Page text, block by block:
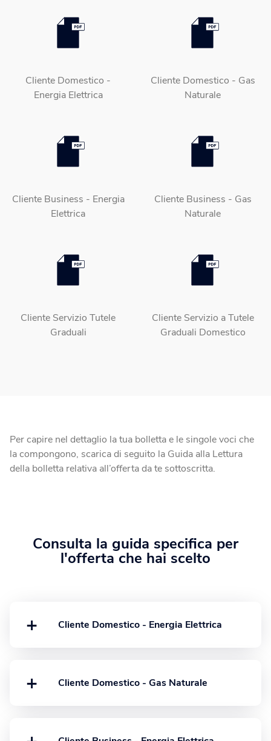
Cliente Domestico -
Energia Elettrica
Cliente Domestico - Gas
Naturale
Cliente Business - Energia
Elettrica
Cliente Business - Gas
Naturale
Cliente Servizio Tutele
Graduali
Cliente Servizio a Tutele
Graduali Domestico
Per capire nel dettaglio la tua bolletta e le singole voci che
la compongono, scarica di seguito la Guida alla Lettura
della bolletta relativa all’offerta da te sottoscritta.
Consulta la guida specifica per
l'offerta che hai scelto
+
Cliente Domestico - Energia Elettrica
+
Cliente Domestico - Gas Naturale